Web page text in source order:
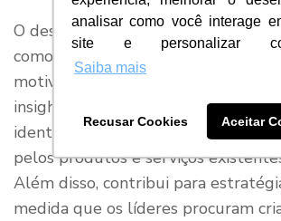
analisar como você interage
site e personalizar
Saiba mais
Recusar Cookies Aceitar
O design centrado no ser humano,
como objetivo entender as
motivações latentes das pessoas,
insights que vão além do que está
identificar oportunidades que não
pelos produtos e serviços
Além disso, contribui para
medida que os líderes procuram